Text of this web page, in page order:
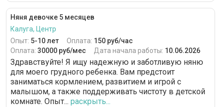
Няня девочке 5 месяцев
Калуга, Центр
Опыт: 5-10 лет Оплата: 150 руб/час
Оплата: 30000 руб/мес Дата начала работы: 10.06.2026
Здравствуйте! Я ищу надежную и заботливую няню
для моего грудного ребенка. Вам предстоит
заниматься кормлением, развитием и игрой с
малышом, а также поддерживать чистоту в детской
комнате. Опыт... раскрыть...